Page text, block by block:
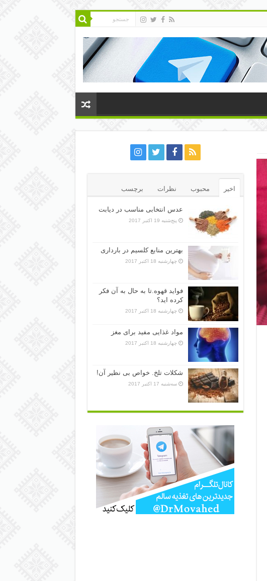
اخیر محبوب نظرات برچسب
عدس انتخابی مناسب در دیابت
پنج‌شنبه 19 اکتبر 2017
بهترین منابع کلسیم در بارداری
چهارشنبه 18 اکتبر 2017
فواید قهوه.تا به حال به آن فکر
کرده اید؟
چهارشنبه 18 اکتبر 2017
مواد غذایی مفید برای مغز
چهارشنبه 18 اکتبر 2017
شکلات تلخ. خواص بی نظیر آن!
سه‌شنبه 17 اکتبر 2017